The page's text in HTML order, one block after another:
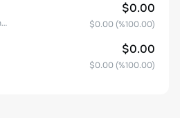
Meta Platforms, Inc. Class A Common Stock
$0.00
$0.00 (%100.00)
$0.00
$0.00 (%100.00)